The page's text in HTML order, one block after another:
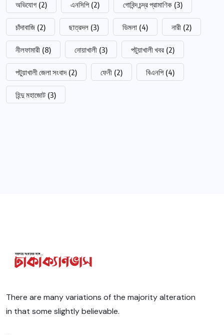
অভিযোগ (2) এনসিপি (2) গোবিন্দ চন্দ্র প্রামাণিক (3)
চাঁদাবাজি (2) ছাত্রদল (3) ডিমলা (4) নারী (2)
নীলফামারী (8) নোয়াখালী (3) পটুয়াখালী খবর (2)
পটুয়াখালী জেলা সংবাদ (2) ফেনী (2) বিএনপি (4)
হিন্দু মহাজোট (3)
There are many variations of the majority alteration
in that some slightly believable.